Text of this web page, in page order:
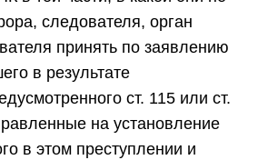
следователя, орган
принять по заявлению
в результате
ст. 115 или ст.
на установление
в этом преступлении и